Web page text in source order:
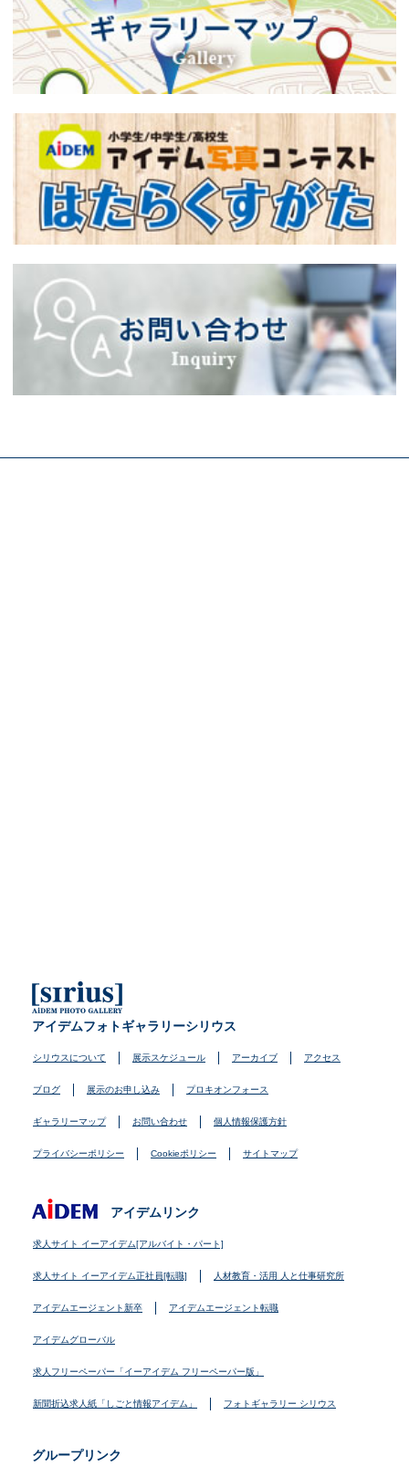
アイデムフォトギャラリーシリウス
シリウスについて 展示スケジュール アーカイブ アクセス
ブログ 展示のお申し込み プロキオンフォース
ギャラリーマップ お問い合わせ 個人情報保護方針
プライバシーポリシー Cookieポリシー サイトマップ
アイデムリンク
求人サイト イーアイデム[アルバイト・パート]
求人サイト イーアイデム正社員[転職] 人材教育・活用 人と仕事研究所
アイデムエージェント新卒 アイデムエージェント転職
アイデムグローバル
求人フリーペーパー「イーアイデム フリーペーパー版」
新聞折込求人紙「しごと情報アイデム」 フォトギャラリー シリウス
グループリンク